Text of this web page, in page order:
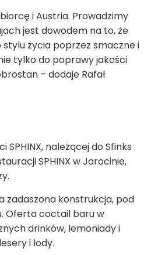
i Austria. Prowadzimy
jest dowodem na to, że
stylu życia poprzez smaczne i
tylko do poprawy jakości
– dodaje Rafał
należącej do Sfinks
SPHINX w Jarocinie,
zadaszona konstrukcja, pod
Oferta coctail baru w
drinków, lemoniady i
i lody.